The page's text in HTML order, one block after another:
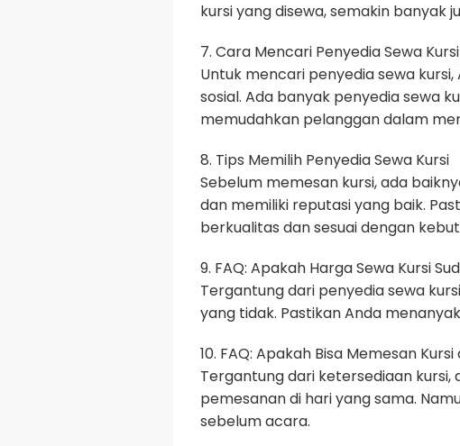
kursi yang disewa, semakin banyak
7. Cara Mencari Penyedia Sewa Kursi
Untuk mencari penyedia sewa
sosial. Ada banyak penyedia sewa
memudahkan pelanggan dalam
8. Tips Memilih Penyedia Sewa Kursi
Sebelum memesan kursi, ada
dan memiliki reputasi yang baik.
berkualitas dan sesuai dengan
9. FAQ: Apakah Harga Sewa Kursi
Tergantung dari penyedia sewa
yang tidak. Pastikan Anda
10. FAQ: Apakah Bisa Memesan
Tergantung dari ketersediaan kursi,
pemesanan di hari yang sama.
sebelum acara.